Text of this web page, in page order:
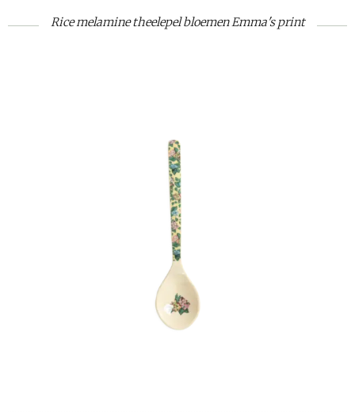
Rice melamine theelepel bloemen Emma's print